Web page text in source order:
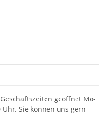
geöffnet Mo-
Uhr. Sie können uns gern